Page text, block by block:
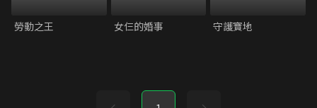
勞動之王 女仨的婚事 守護寶地